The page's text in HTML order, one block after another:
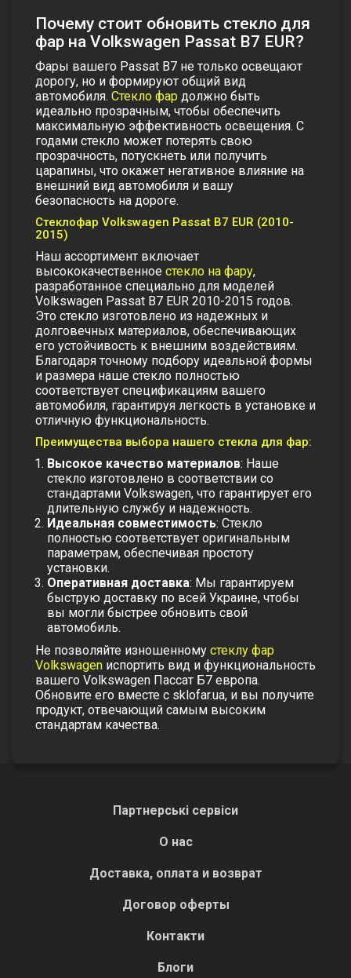
Почему стоит обновить стекло для
фар на Volkswagen Passat B7 EUR?
Фары вашего Passat B7 не только освещают
дорогу, но и формируют общий вид
автомобиля. Стекло фар должно быть
идеально прозрачным, чтобы обеспечить
максимальную эффективность освещения. С
годами стекло может потерять свою
прозрачность, потускнеть или получить
царапины, что окажет негативное влияние на
внешний вид автомобиля и вашу
безопасность на дороге.
Стеклофар Volkswagen Passat B7 EUR (2010-
2015)
Наш ассортимент включает
высококачественное стекло на фару,
разработанное специально для моделей
Volkswagen Passat B7 EUR 2010-2015 годов.
Это стекло изготовлено из надежных и
долговечных материалов, обеспечивающих
его устойчивость к внешним воздействиям.
Благодаря точному подбору идеальной формы
и размера наше стекло полностью
соответствует спецификациям вашего
автомобиля, гарантируя легкость в установке и
отличную функциональность.
Преимущества выбора нашего стекла для фар:
Высокое качество материалов: Наше
стекло изготовлено в соответствии со
стандартами Volkswagen, что гарантирует его
длительную службу и надежность.
Идеальная совместимость: Стекло
полностью соответствует оригинальным
параметрам, обеспечивая простоту
установки.
Оперативная доставка: Мы гарантируем
быструю доставку по всей Украине, чтобы
вы могли быстрее обновить свой
автомобиль.
Не позволяйте изношенному стеклу фар
Volkswagen испортить вид и функциональность
вашего Volkswagen Пассат Б7 европа.
Обновите его вместе с sklofar.ua, и вы получите
продукт, отвечающий самым высоким
стандартам качества.
Партнерські сервіси
О нас
Доставка, оплата и возврат
Договор оферты
Контакти
Блоги